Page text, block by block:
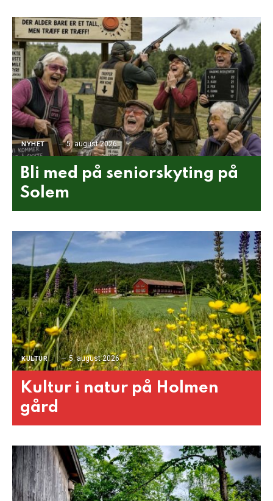
NYHET 5. august 2026
Bli med på seniorskyting på
Solem
KULTUR 5. august 2026
Kultur i natur på Holmen
gård